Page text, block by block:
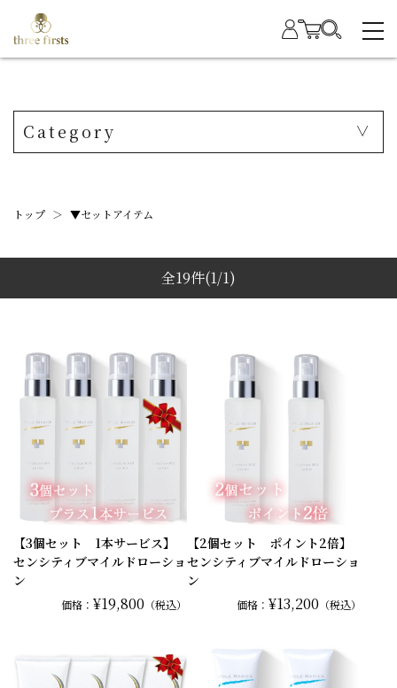
Category
トップ ＞ ▼セットアイテム
全19件(1/1)
【3個セット 1本サービス】
センシティブマイルドローショ
ン
価格： ¥19,800 （税込）
【2個セット ポイント2倍】
センシティブマイルドローショ
ン
価格： ¥13,200 （税込）